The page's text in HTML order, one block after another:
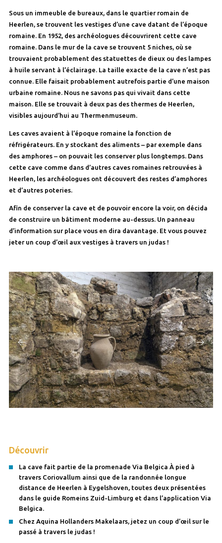
Sous un immeuble de bureaux, dans le quartier romain de
Heerlen, se trouvent les vestiges d’une cave datant de l’époque
romaine. En 1952, des archéologues découvrirent cette cave
romaine. Dans le mur de la cave se trouvent 5 niches, où se
trouvaient probablement des statuettes de dieux ou des lampes
à huile servant à l’éclairage. La taille exacte de la cave n’est pas
connue. Elle faisait probablement autrefois partie d’une maison
urbaine romaine. Nous ne savons pas qui vivait dans cette
maison. Elle se trouvait à deux pas des thermes de Heerlen,
visibles aujourd’hui au Thermenmuseum.
Les caves avaient à l’époque romaine la fonction de
réfrigérateurs. En y stockant des aliments – par exemple dans
des amphores – on pouvait les conserver plus longtemps. Dans
cette cave comme dans d’autres caves romaines retrouvées à
Heerlen, les archéologues ont découvert des restes d’amphores
et d’autres poteries.
Afin de conserver la cave et de pouvoir encore la voir, on décida
de construire un bâtiment moderne au-dessus. Un panneau
d’information sur place vous en dira davantage. Et vous pouvez
jeter un coup d’œil aux vestiges à travers un judas !
Découvrir
La cave fait partie de la promenade Via Belgica À pied à
travers Coriovallum ainsi que de la randonnée longue
distance de Heerlen à Eygelshoven, toutes deux présentées
dans le guide Romeins Zuid-Limburg et dans l’application Via
Belgica.
Chez Aquina Hollanders Makelaars, jetez un coup d’œil sur le
passé à travers le judas !